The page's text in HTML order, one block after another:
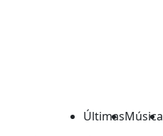
ÚltimasMúsica